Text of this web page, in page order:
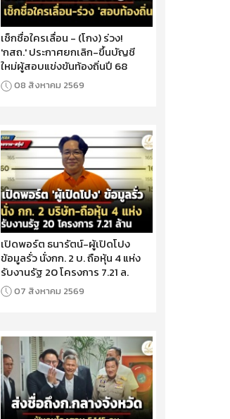
เช็กชื่อใครเลื่อน - (โกง) ร่วง!
'กสถ.' ประกาศยกเลิก-ขึ้นบัญชี
ใหม่ผู้สอบแข่งขันท้องถิ่นปี 68
08 สิงหาคม 2569
เปิดพอร์ต ธนารัตน์-ผู้เปิดโปง
ข้อมูลรั่ว นั่งกก. 2 บ. ถือหุ้น 4 แห่ง
รับงานรัฐ 20 โครงการ 7.21 ล.
07 สิงหาคม 2569